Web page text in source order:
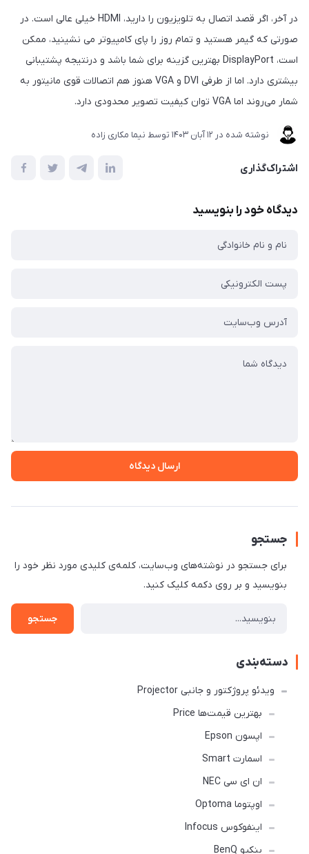
در آخر، اگر قصد اتصال به تلویزیون را دارید، HDMI خیلی عالی است. در
صورتی که گیمر هستید و تمام روز را پای کامپیوتر می نشینید، ممکن
است، DisplayPort بهترین گزینه برای شما باشد و درنتیجه پشتیبانی
بیشتری دارد. اما از طرفی DVI و VGA هنوز هم اتصالات قوی مانیتور به
شمار می‌روند اما VGA توان کیفیت تصویر محدودی دارد.
نوشته شده در 12 آبان 1403 توسط نیما مکاری زاده
اشتراک‌گذاری
دیدگاه خود را بنویسید
ارسال دیدگاه
جستجو
برای جستجو در نوشته‌های وب‌سایت، کلمه‌ی کلیدی مورد نظر خود را
بنویسید و بر روی دکمه کلیک کنید.
جستجو
دسته‌بندی
ویدئو پروژکتور و جانبی Projector
بهترین قیمت‌ها Price
اپسون Epson
اسمارت Smart
ان ای سی NEC
اوپتوما Optoma
اینفوکوس Infocus
بنکیو BenQ